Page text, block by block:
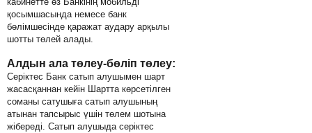
қосымшасында немесе банк
бөлімшесінде қаражат аудару арқылы
шотты төлей алады.
Алдын ала төлеу-бөліп төлеу:
Серіктес Банк сатып алушымен шарт
жасасқаннан кейін Шартта көрсетілген
соманы сатушыға сатып алушының
атынан тапсырыс үшін төлем шотына
жібереді. Сатып алушыда серіктес